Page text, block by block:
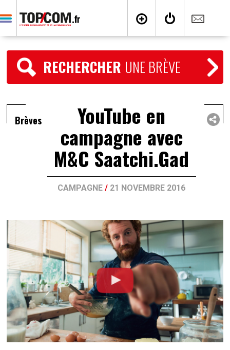
RECHERCHER UNE BRÈVE
Brèves YouTube en
campagne avec
M&C Saatchi.Gad
CAMPAGNE / 21 NOVEMBRE 2016